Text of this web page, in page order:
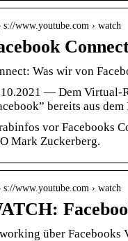
s://www.youtube.com › watch
Was wir von
— Dem Virtual-
bereits aus
vor Facebooks
Mark Zuckerberg.
s://www.youtube.com › watch
über Facebooks